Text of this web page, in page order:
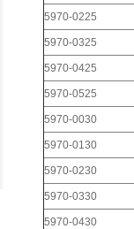
5970-0225
5970-0325
5970-0425
5970-0525
5970-0030
5970-0130
5970-0230
5970-0330
5970-0430